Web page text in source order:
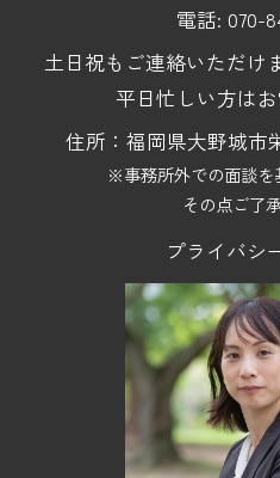
電話: 070-
土日祝もご連絡いただけ
平日忙しい方は
住所：福岡県大野城市
※事務所外での面談を
その点ご了
プライバシ